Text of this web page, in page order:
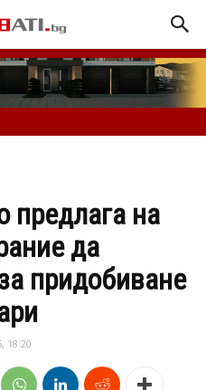
предлага на
да
придобиване
18:20